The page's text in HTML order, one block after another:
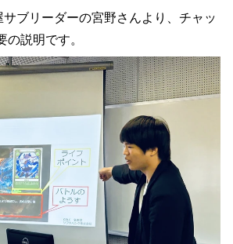
ブリーダーの宮野さんより、チャッ
の説明です。